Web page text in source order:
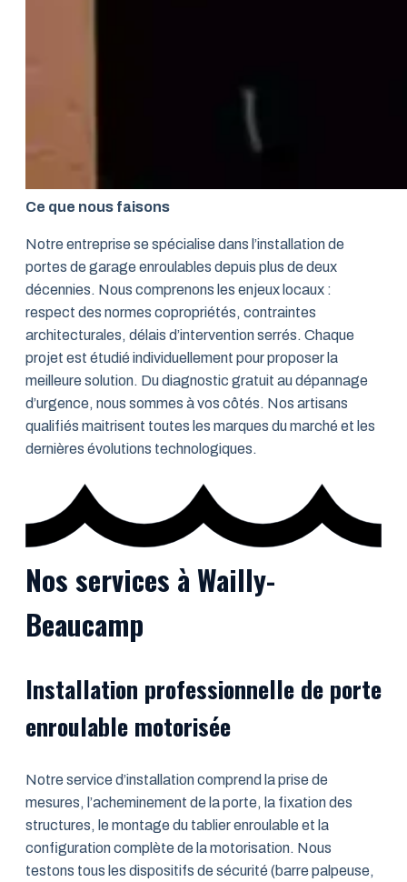
Ce que nous faisons
Notre entreprise se spécialise dans l’installation de
portes de garage enroulables depuis plus de deux
décennies. Nous comprenons les enjeux locaux :
respect des normes copropriétés, contraintes
architecturales, délais d’intervention serrés. Chaque
projet est étudié individuellement pour proposer la
meilleure solution. Du diagnostic gratuit au dépannage
d’urgence, nous sommes à vos côtés. Nos artisans
qualifiés maitrisent toutes les marques du marché et les
dernières évolutions technologiques.
Nos services à Wailly-
Beaucamp
Installation professionnelle de porte
enroulable motorisée
Notre service d’installation comprend la prise de
mesures, l’acheminement de la porte, la fixation des
structures, le montage du tablier enroulable et la
configuration complète de la motorisation. Nous
testons tous les dispositifs de sécurité (barre palpeuse,